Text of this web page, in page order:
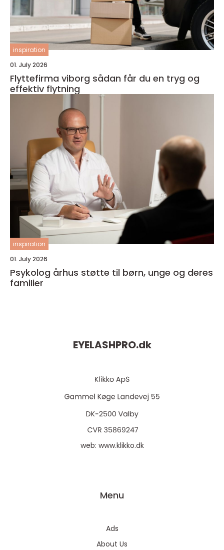
inspiration
01. July 2026
Flyttefirma viborg sådan får du en tryg og
effektiv flytning
inspiration
01. July 2026
Psykolog århus støtte til børn, unge og deres
familier
EYELASHPRO.dk
web: www.klikko.dk
Menu
Ads
About Us